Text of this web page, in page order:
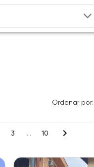
Ordenar por:
3 ... 10